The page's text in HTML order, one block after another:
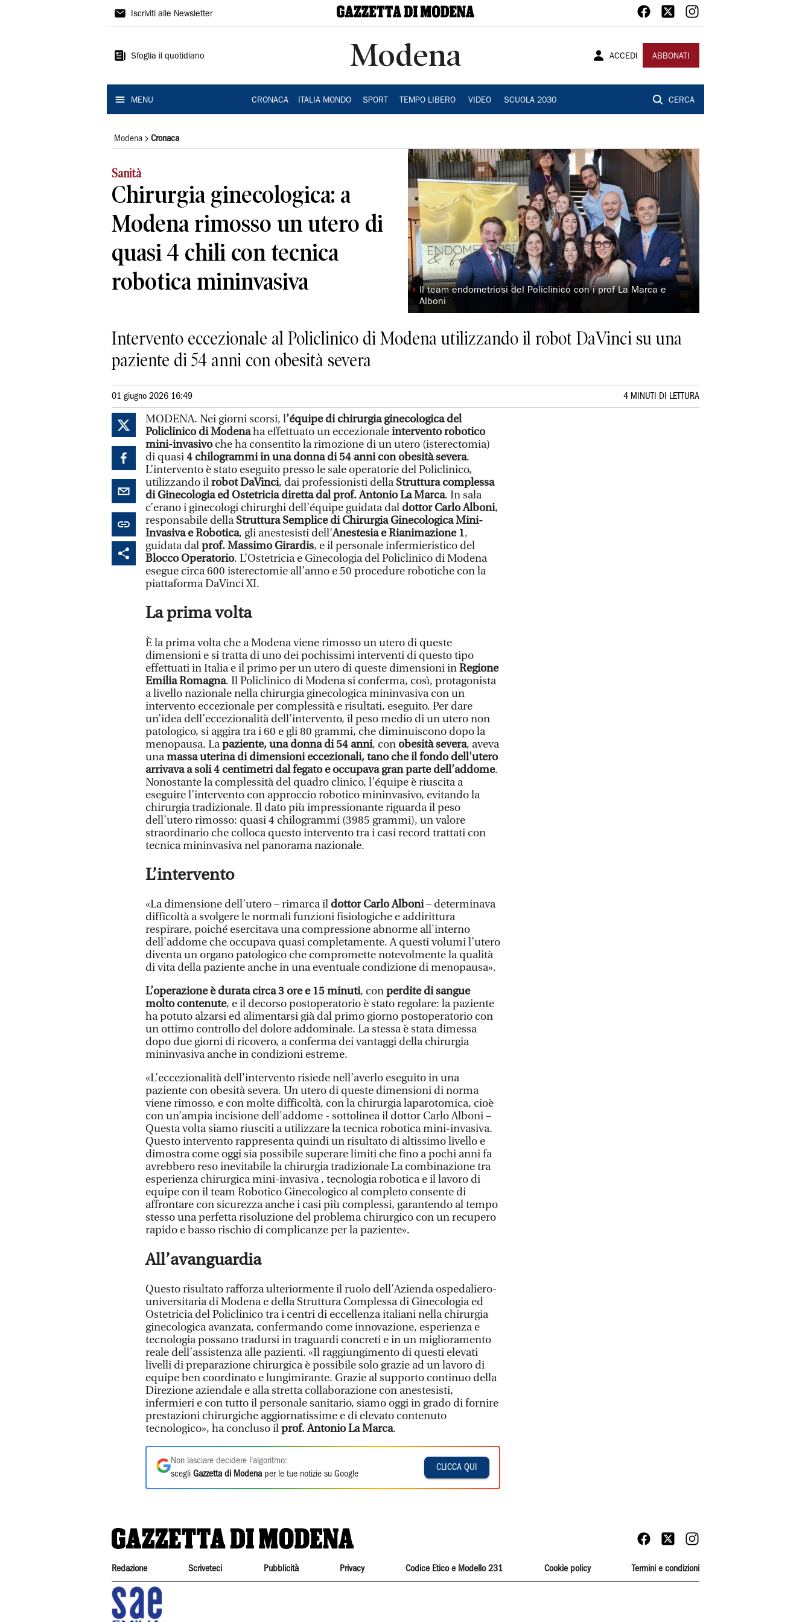
Gazzetta
Modena
Iscriviti alle Newsletter
Sfoglia il quotidiano Modena ACCEDI ABBONATI
MENU CRONACA ITALIA MONDO SPORT TEMPO LIBERO VIDEO SCUOLA 2030 CERCA
Modena Cronaca
Sanità
Chirurgia ginecologica: a
Modena rimosso un utero di
quasi 4 chili con tecnica
robotica mininvasiva
◗ Il team endometriosi del Policlinico con i prof La Marca e
Alboni
Intervento eccezionale al Policlinico di Modena utilizzando il robot DaVinci su una
paziente di 54 anni con obesità severa
01 giugno 2026 16:49 4 MINUTI DI LETTURA
MODENA. Nei giorni scorsi, l’équipe di chirurgia ginecologica del
Policlinico di Modenaha effettuato un eccezionaleintervento robotico
mini-invasivoche ha consentito la rimozione di un utero (isterectomia)
di quasi4 chilogrammi in una donna di 54 anni con obesità severa.
L’intervento è stato eseguito presso le sale operatorie del Policlinico,
utilizzando ilrobot DaVinci, dai professionisti dellaStruttura complessa
di Ginecologia ed Ostetricia diretta dal prof. Antonio La Marca. In sala
c’erano i ginecologi chirurghi dell’équipe guidata dal dottor Carlo Alboni,
responsabile dellaStruttura Semplice di Chirurgia Ginecologica Mini-
Invasiva e Robotica, gli anestesisti dell’Anestesia e Rianimazione 1,
guidata dalprof. Massimo Girardis, e il personale infermieristico del
Blocco Operatorio. L’Ostetricia e Ginecologia del Policlinico di Modena
esegue circa 600 isterectomie all’anno e 50 procedure robotiche con la
piattaforma DaVinci XI.
La prima volta
È la prima volta che a Modena viene rimosso un utero di queste
dimensioni e si tratta di uno dei pochissimi interventi di questo tipo
effettuati in Italia e il primo per un utero di queste dimensioni inRegione
Emilia Romagna. Il Policlinico di Modena si conferma, così, protagonista
a livello nazionale nella chirurgia ginecologica mininvasiva con un
intervento eccezionale per complessità e risultati, eseguito. Per dare
un’idea dell’eccezionalità dell’intervento, il peso medio di un utero non
patologico, si aggira tra i 60 e gli 80 grammi, che diminuiscono dopo la
menopausa. Lapaziente, una donna di 54 anni, con obesità severa, aveva
unamassa uterina di dimensioni eccezionali, tano che il fondo dell'utero
arrivava a soli 4 centimetri dal fegato e occupava gran parte dell’addome.
Nonostante la complessità del quadro clinico, l’équipe è riuscita a
eseguire l’intervento con approccio robotico mininvasivo, evitando la
chirurgia tradizionale. Il dato più impressionante riguarda il peso
dell’utero rimosso: quasi 4 chilogrammi (3985 grammi), un valore
straordinario che colloca questo intervento tra i casi record trattati con
tecnica mininvasiva nel panorama nazionale.
L’intervento
«La dimensione dell’utero – rimarca il dottor Carlo Alboni– determinava
difficoltà a svolgere le normali funzioni fisiologiche e addirittura
respirare, poiché esercitava una compressione abnorme all'interno
dell'addome che occupava quasi completamente. A questi volumi l’utero
diventa un organo patologico che compromette notevolmente la qualità
di vita della paziente anche in una eventuale condizione di menopausa».
L’operazione è durata circa 3 ore e 15 minuti, conperdite di sangue
molto contenute, e il decorso postoperatorio è stato regolare: la paziente
ha potuto alzarsi ed alimentarsi già dal primo giorno postoperatorio con
un ottimo controllo del dolore addominale. La stessa è stata dimessa
dopo due giorni di ricovero, a conferma dei vantaggi della chirurgia
mininvasiva anche in condizioni estreme.
«L’eccezionalità dell'intervento risiede nell’averlo eseguito in una
paziente con obesità severa. Un utero di queste dimensioni di norma
viene rimosso, e con molte difficoltà, con la chirurgia laparotomica, cioè
con un’ampia incisione dell'addome - sottolinea il dottor Carlo Alboni –
Questa volta siamo riusciti a utilizzare la tecnica robotica mini-invasiva.
Questo intervento rappresenta quindi un risultato di altissimo livello e
dimostra come oggi sia possibile superare limiti che fino a pochi anni fa
avrebbero reso inevitabile la chirurgia tradizionale La combinazione tra
esperienza chirurgica mini-invasiva , tecnologia robotica e il lavoro di
equipe con il team Robotico Ginecologico al completo consente di
affrontare con sicurezza anche i casi più complessi, garantendo al tempo
stesso una perfetta risoluzione del problema chirurgico con un recupero
rapido e basso rischio di complicanze per la paziente».
All’avanguardia
Questo risultato rafforza ulteriormente il ruolo dell’Azienda ospedaliero-
universitaria di Modena e della Struttura Complessa di Ginecologia ed
Ostetricia del Policlinico tra i centri di eccellenza italiani nella chirurgia
ginecologica avanzata, confermando come innovazione, esperienza e
tecnologia possano tradursi in traguardi concreti e in un miglioramento
reale dell’assistenza alle pazienti. «Il raggiungimento di questi elevati
livelli di preparazione chirurgica è possibile solo grazie ad un lavoro di
equipe ben coordinato e lungimirante. Grazie al supporto continuo della
Direzione aziendale e alla stretta collaborazione con anestesisti,
infermieri e con tutto il personale sanitario, siamo oggi in grado di fornire
prestazioni chirurgiche aggiornatissime e di elevato contenuto
tecnologico», ha concluso ilprof. Antonio La Marca.
Non lasciare decidere l'algoritmo:
scegli Gazzetta di Modena per le tue notizie su Google
CLICCA QUI
Redazione Scriveteci Pubblicità Privacy Codice Etico e Modello 231 Cookie policy Termini e condizioni